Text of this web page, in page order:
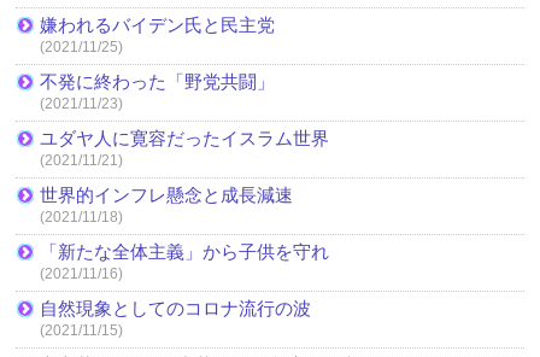
嫌われるバイデン氏と民主党
(2021/11/25)
不発に終わった「野党共闘」
(2021/11/23)
ユダヤ人に寛容だったイスラム世界
(2021/11/21)
世界的インフレ懸念と成長減速
(2021/11/18)
「新たな全体主義」から子供を守れ
(2021/11/16)
自然現象としてのコロナ流行の波
(2021/11/15)